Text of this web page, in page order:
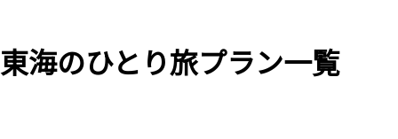
東海のひとり旅プラン一覧